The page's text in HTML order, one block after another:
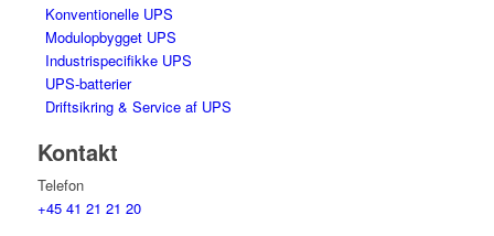
Konventionelle UPS
Modulopbygget UPS
Industrispecifikke UPS
UPS-batterier
Driftsikring & Service af UPS
Kontakt
Telefon
+45 41 21 21 20